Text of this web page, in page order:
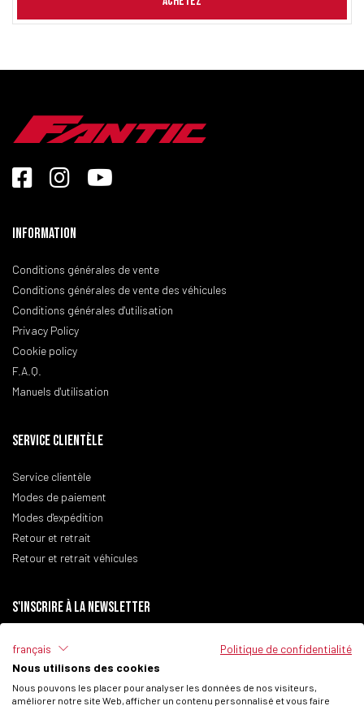
Information
Conditions générales de vente
Conditions générales de vente des véhicules
Conditions générales d'utilisation
Privacy Policy
Cookie policy
F.A.Q.
Manuels d'utilisation
SERVICE CLIENTÈLE
Service clientèle
Modes de paiement
Modes d'expédition
Retour et retrait
Retour et retrait véhicules
S'inscrire à la newsletter
politique de confidentialité du site.
français
Politique de confidentialité
Nous utilisons des cookies
Nous pouvons les placer pour analyser les données de nos visiteurs,
améliorer notre site Web, afficher un contenu personnalisé et vous faire